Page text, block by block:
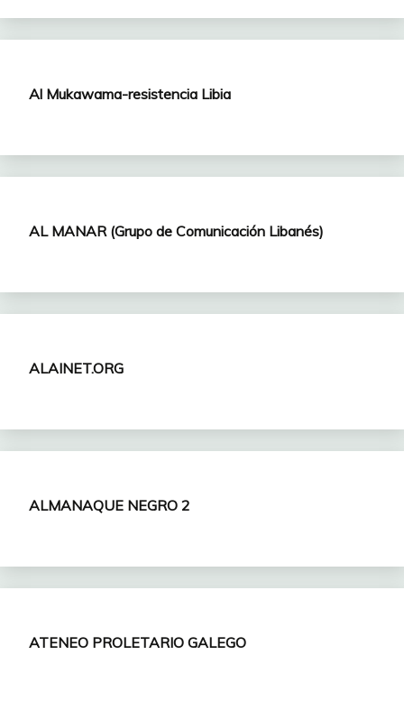
Al Mukawama-resistencia Libia
AL MANAR (Grupo de Comunicación Libanés)
ALAINET.ORG
ALMANAQUE NEGRO 2
ATENEO PROLETARIO GALEGO